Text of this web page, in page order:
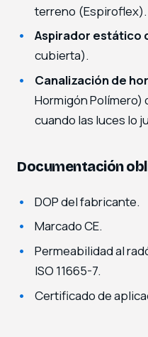
terreno (Espiroflex).
Aspirador estático
cubierta).
Canalización de
Hormigón
cuando las luces lo
Documentación
DOP del fabricante.
Marcado CE.
Permeabilidad al
ISO 11665-7.
Certificado de